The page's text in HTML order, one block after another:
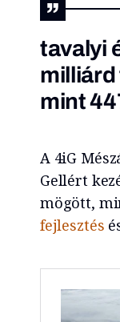
tavalyi
milliárd
mint
A 4iG
Gellért
mögött,
fejlesztés